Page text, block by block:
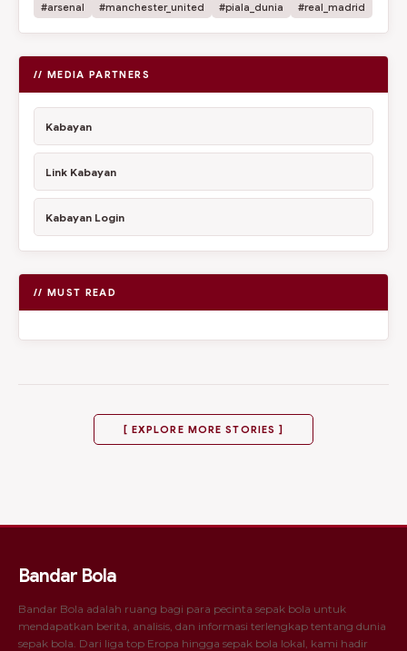
#arsenal
#manchester_united #piala_dunia #real_madrid
// MEDIA PARTNERS
Kabayan
Link Kabayan
Kabayan Login
// MUST READ
[ EXPLORE MORE STORIES ]
Bandar Bola
Bandar Bola adalah ruang bagi para pecinta sepak bola untuk
mendapatkan berita, analisis, dan informasi terlengkap tentang dunia
sepak bola. Dari liga top Eropa hingga sepak bola lokal, kami hadir